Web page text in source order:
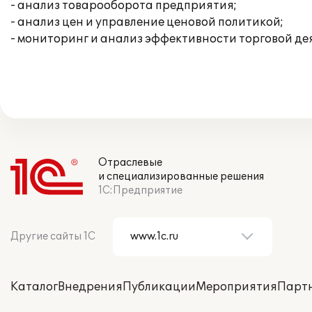
- анализ товарооборота предприятия;
- анализ цен и управление ценовой политикой;
- мониторинг и анализ эффективности торговой
Отраслевые
и специализированные решения
1С:Предприятие
Другие сайты 1С
КаталогВнедренияПубликацииМероприятия